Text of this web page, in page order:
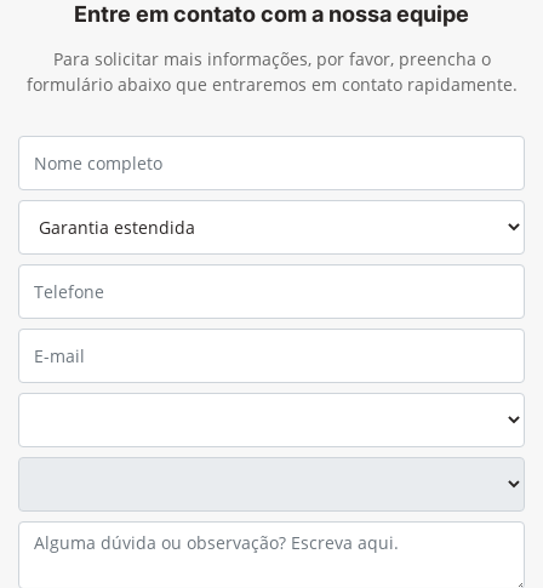
Entre em contato com a nossa equipe
Para solicitar mais informações, por favor, preencha o
formulário abaixo que entraremos em contato rapidamente.